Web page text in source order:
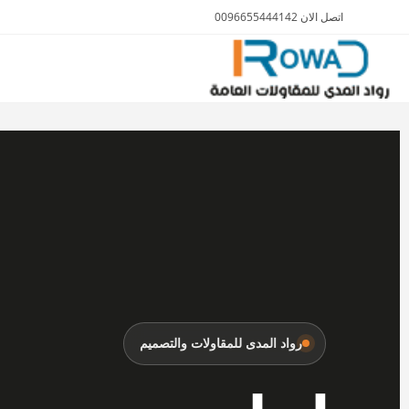
اتصل الان 0096655444142
رواد المدى للمقاولات والتصميم
الأثاث والمفروشات